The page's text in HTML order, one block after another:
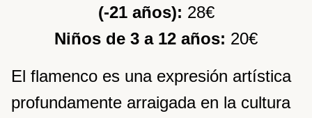
(-21 años): 28€
Niños de 3 a 12 años: 20€
El flamenco es una expresión artística
profundamente arraigada en la cultura